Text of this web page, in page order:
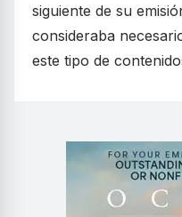
siguiente de su
consideraba
este tipo de